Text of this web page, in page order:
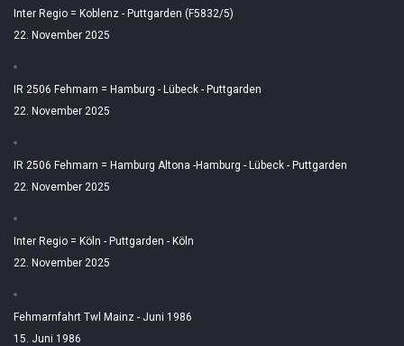
Inter Regio = Koblenz - Puttgarden (F5832/5)
22. November 2025
IR 2506 Fehmarn = Hamburg - Lübeck - Puttgarden
22. November 2025
IR 2506 Fehmarn = Hamburg Altona -Hamburg - Lübeck - Puttgarden
22. November 2025
Inter Regio = Köln - Puttgarden - Köln
22. November 2025
Fehmarnfahrt Twl Mainz - Juni 1986
15. Juni 1986